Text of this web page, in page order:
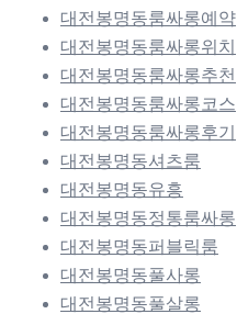
대전봉명동룸싸롱예약
대전봉명동룸싸롱위치
대전봉명동룸싸롱추천
대전봉명동룸싸롱코스
대전봉명동룸싸롱후기
대전봉명동셔츠룸
대전봉명동유흥
대전봉명동정통룸싸롱
대전봉명동퍼블릭룸
대전봉명동풀사롱
대전봉명동풀살롱